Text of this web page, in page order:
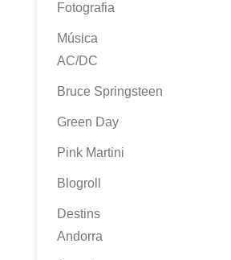
Fotografia
Música
AC/DC
Bruce Springsteen
Green Day
Pink Martini
Blogroll
Destins
Andorra